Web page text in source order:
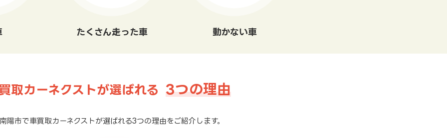
たくさん走った車 動かない車
取カーネクストが選ばれる 3つの理由
陽市で車買取カーネクストが選ばれる3つの理由をご紹介します。